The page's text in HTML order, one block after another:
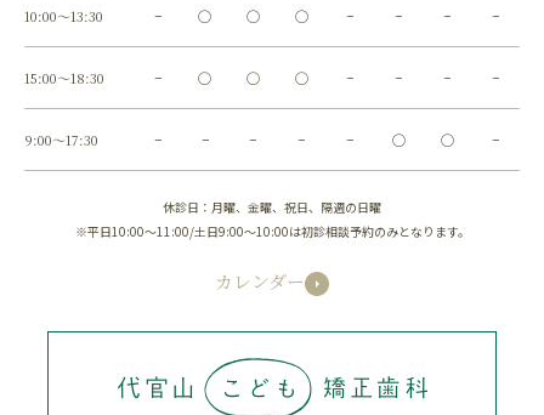
10:00～13:30 − ◯ ◯ ◯ − − − −
15:00～18:30 − ◯ ◯ ◯ − − − −
9:00～17:30 − − − − − ◯ ◯ −
休診日：月曜、金曜、祝日、隔週の日曜
※平日10:00～11:00/土日9:00～10:00は初診相談予約のみとなります。
カレンダー